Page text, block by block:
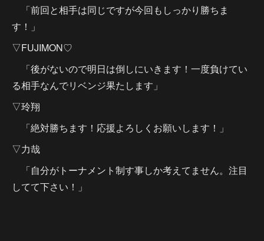
「前回と相手は同じですが今回もしっかり勝ちま
す！」
▽FUJIMON♡
「後がないので明日は倒しにいきます！一度負けてい
る相手なんでリベンジ果たします」
▽玲翔
「絶対勝ちます！応援よろしくお願いします！」
▽力哉
「自分がトーナメント制す事しか考えてません。注目
してて下さい！」